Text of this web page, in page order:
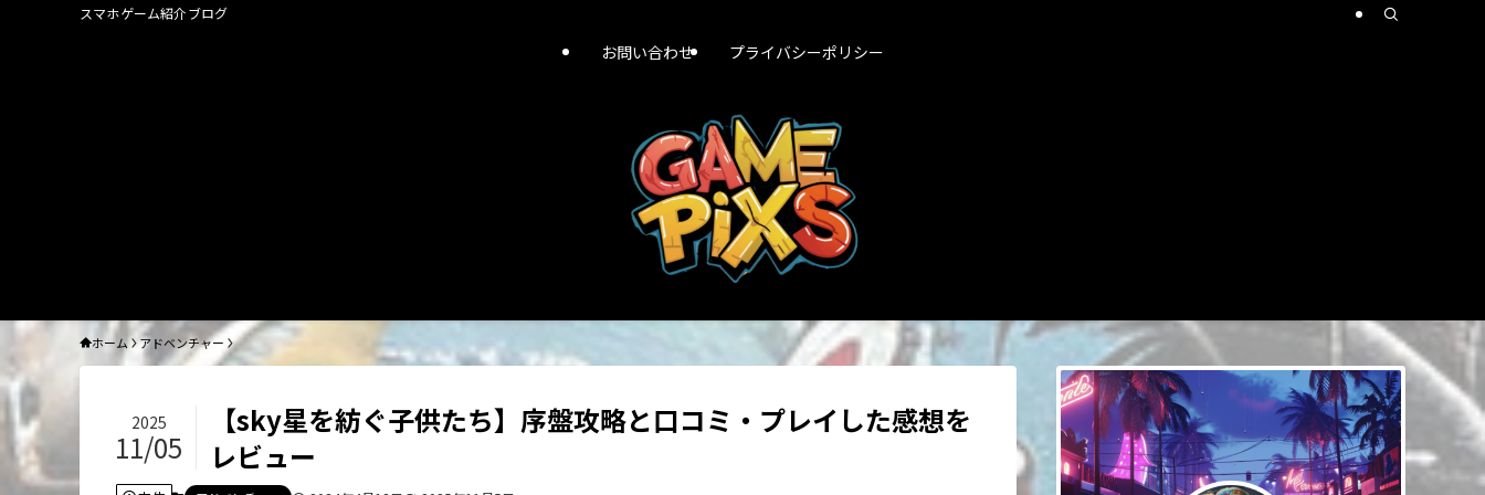
スマホゲーム紹介ブログ
お問い合わせ プライバシーポリシー
ホーム アドベンチャー
【sky星を紡ぐ子供たち】序盤攻略と口コミ・プレイした感想を
レビュー
2025
11/05